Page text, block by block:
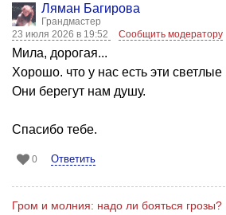
Ляман Багирова
Грандмастер
23 июля 2026 в 19:52
Сообщить модератору
Мила, дорогая...
Хорошо. что у нас есть эти
Они берегут нам душу.
Спасибо тебе.
0 Ответить
Гром и молния: надо ли бояться грозы?